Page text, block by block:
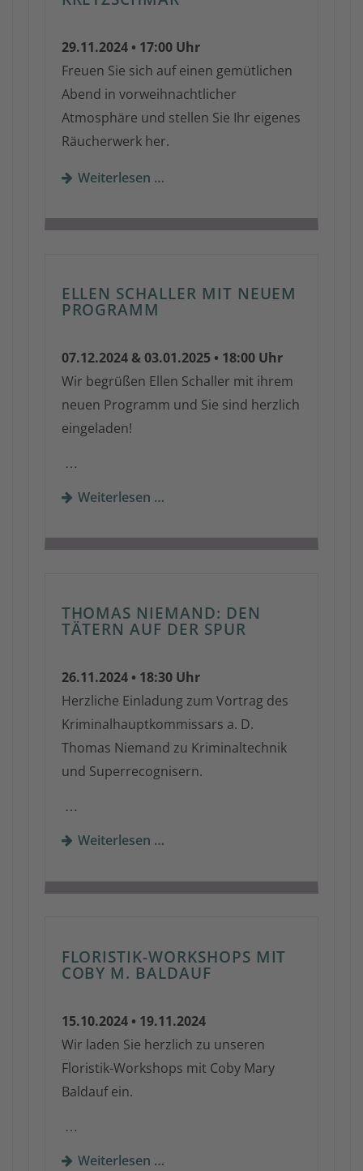
29.11.2024 • 17:00 Uhr
Freuen Sie sich auf einen gemütlichen
Abend in vorweihnachtlicher
Atmosphäre und stellen Sie Ihr eigenes
Räucherwerk her.
Weiterlesen …
ELLEN SCHALLER MIT NEUEM
PROGRAMM
07.12.2024 & 03.01.2025 • 18:00 Uhr
Wir begrüßen Ellen Schaller mit ihrem
neuen Programm und Sie sind herzlich
eingeladen!
…
Weiterlesen …
THOMAS NIEMAND: DEN
TÄTERN AUF DER SPUR
26.11.2024 • 18:30 Uhr
Herzliche Einladung zum Vortrag des
Kriminalhauptkommissars a. D.
Thomas Niemand zu Kriminaltechnik
und Superrecognisern.
…
Weiterlesen …
FLORISTIK-WORKSHOPS MIT
COBY M. BALDAUF
15.10.2024 • 19.11.2024
Wir laden Sie herzlich zu unseren
Floristik-Workshops mit Coby Mary
Baldauf ein.
…
Weiterlesen …